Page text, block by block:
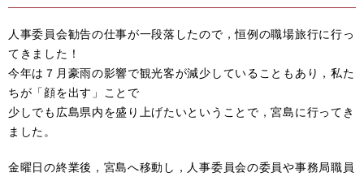
人事委員会勧告の仕事が一段落したので，恒例の職場旅行に行っ
てきました！
今年は７月豪雨の影響で観光客が減少していることもあり，私た
ちが「顔を出す」ことで
少しでも広島県内を盛り上げたいということで，宮島に行ってき
ました。
金曜日の終業後，宮島へ移動し，人事委員会の委員や事務局職員